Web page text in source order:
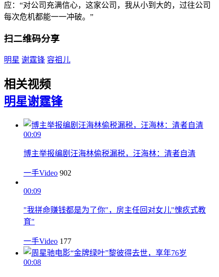
应：“对公司充满信心，这家公司，我从小到大的，过往公司
每次危机都能一一冲破。”
扫二维码分享
明星 谢霆锋 容祖儿
相关视频
明星谢霆锋
00:09
博主举报编剧汪海林偷税漏税，汪海林：清者自清
一手Video 902
00:09
"我拼命赚钱都是为了你"，房主任回对女儿"愧疚式教
育"
一手Video 177
00:08